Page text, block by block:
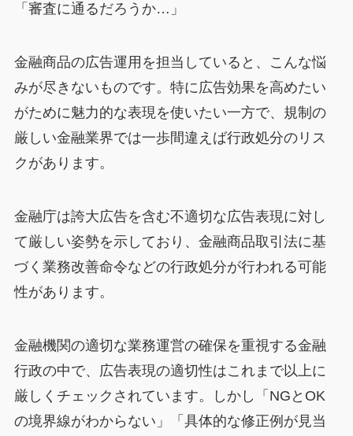
「審査に通るだろうか…」
金融商品の広告運用を担当していると、こんな悩
みが尽きないものです。特に広告効果を高めたい
がために魅力的な表現を使いたい一方で、規制の
厳しい金融業界では一歩間違えば行政処分のリス
クがあります。
金融庁は誇大広告を含む不適切な広告表現に対し
て厳しい姿勢を示しており、金融商品取引法に基
づく業務改善命令などの行政処分が行われる可能
性があります。
金融機関の適切な業務運営の確保を重視する金融
行政の中で、広告表現の適切性はこれまで以上に
厳しくチェックされています。しかし「NGとOK
の境界線がわからない」「具体的な修正例が見当